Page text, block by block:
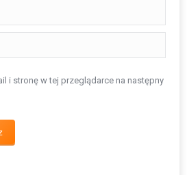
i stronę w tej przeglądarce na następny